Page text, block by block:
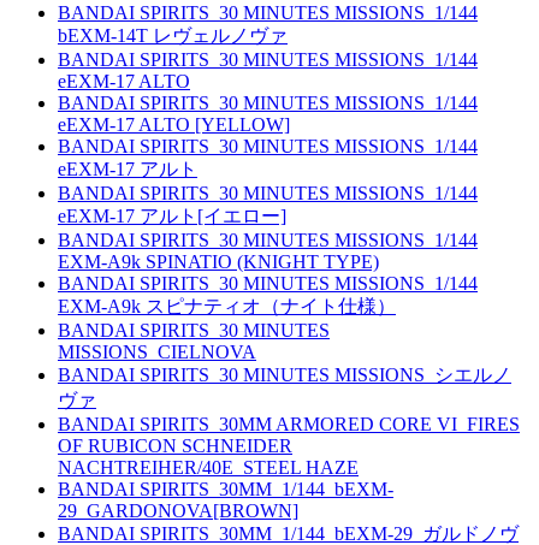
BANDAI SPIRITS_30 MINUTES MISSIONS_1/144
bEXM-14T レヴェルノヴァ
BANDAI SPIRITS_30 MINUTES MISSIONS_1/144
eEXM-17 ALTO
BANDAI SPIRITS_30 MINUTES MISSIONS_1/144
eEXM-17 ALTO [YELLOW]
BANDAI SPIRITS_30 MINUTES MISSIONS_1/144
eEXM-17 アルト
BANDAI SPIRITS_30 MINUTES MISSIONS_1/144
eEXM-17 アルト[イエロー]
BANDAI SPIRITS_30 MINUTES MISSIONS_1/144
EXM-A9k SPINATIO (KNIGHT TYPE)
BANDAI SPIRITS_30 MINUTES MISSIONS_1/144
EXM-A9k スピナティオ（ナイト仕様）
BANDAI SPIRITS_30 MINUTES
MISSIONS_CIELNOVA
BANDAI SPIRITS_30 MINUTES MISSIONS_シエルノ
ヴァ
BANDAI SPIRITS_30MM ARMORED CORE VI_FIRES
OF RUBICON SCHNEIDER
NACHTREIHER/40E_STEEL HAZE
BANDAI SPIRITS_30MM_1/144_bEXM-
29_GARDONOVA[BROWN]
BANDAI SPIRITS_30MM_1/144_bEXM-29_ガルドノヴ